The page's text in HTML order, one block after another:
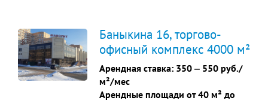
Баныкина 16, торгово-
офисный комплекс 4000 м²
Арендная ставка: 350 ‒ 550 руб./
м²/мес
Арендные площади от 40 м² до